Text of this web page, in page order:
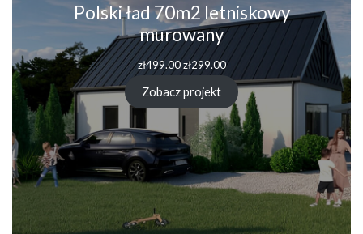
Polski ład 70m2 letniskowy
murowany
zł499.00Pierwotna
cena
wynosiła:
zł499.00.
zł299.00Aktualna
cena
wynosi:
zł299.00.
Zobacz projekt